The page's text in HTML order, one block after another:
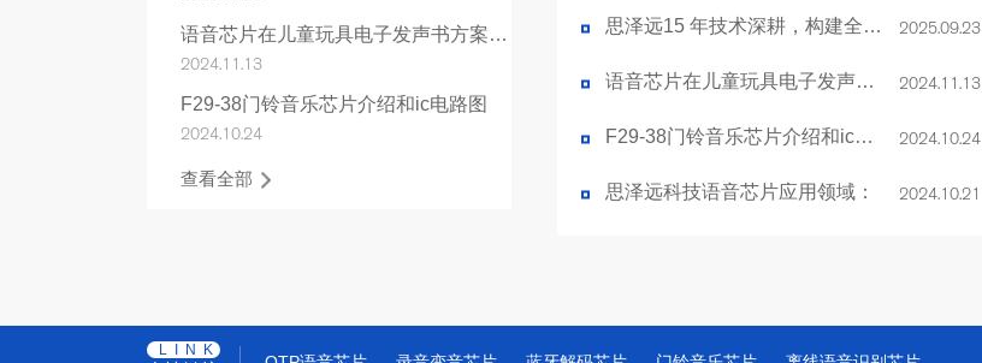
语音芯片在儿童玩具电子发声书方案应用
2024.11.13
F29-38门铃音乐芯片介绍和ic电路图
2024.10.24
查看全部
思泽远15 年技术深耕，构建全品类语音芯片产品生态 2025.09.23
语音芯片在儿童玩具电子发声书方案应用 2024.11.13
F29-38门铃音乐芯片介绍和ic电路图 2024.10.24
思泽远科技语音芯片应用领域： 2024.10.21
LINK